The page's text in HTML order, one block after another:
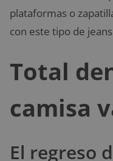
plataformas o
con este tipo de
Total
camisa
El regreso